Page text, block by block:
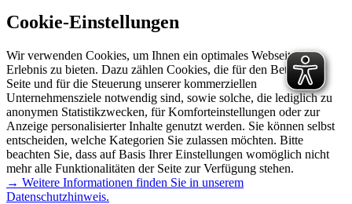
Cookie-Einstellungen
Wir verwenden Cookies, um Ihnen ein optimales Webseiten-
Erlebnis zu bieten. Dazu zählen Cookies, die für den Betrieb der
Seite und für die Steuerung unserer kommerziellen
Unternehmensziele notwendig sind, sowie solche, die lediglich zu
anonymen Statistikzwecken, für Komforteinstellungen oder zur
Anzeige personalisierter Inhalte genutzt werden. Sie können selbst
entscheiden, welche Kategorien Sie zulassen möchten. Bitte
beachten Sie, dass auf Basis Ihrer Einstellungen womöglich nicht
mehr alle Funktionalitäten der Seite zur Verfügung stehen.
→ Weitere Informationen finden Sie in unserem
Datenschutzhinweis.